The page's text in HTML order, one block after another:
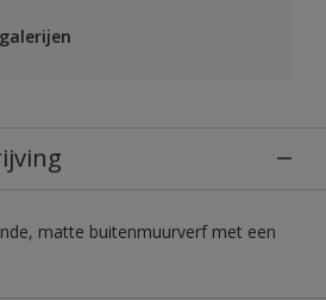
matte buitenmuurverf met een